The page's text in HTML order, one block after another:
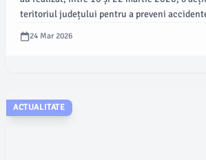
teritoriul județului pentru a preveni
îmbunătăți siguranța rutieră. Conform unui
emis de IPJ Tulcea, au fost aplicate 651 de
24 Mar 2026
ACTUALITATE